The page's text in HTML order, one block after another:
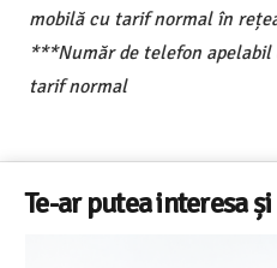
mobilă cu tarif normal în
***Număr de telefon
tarif normal
Te-ar putea interesa și